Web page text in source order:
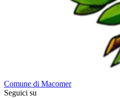
Comune di Macomer
Seguici su